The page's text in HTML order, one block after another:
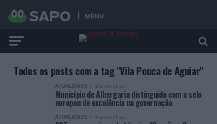
MENU
Todos os posts com a tag "Vila Pouca de Aguiar"
ATUALIDADE 3 anos atrás
Município de Albergaria distinguido com o selo
europeu de excelência na governação
ATUALIDADE 4 anos atrás